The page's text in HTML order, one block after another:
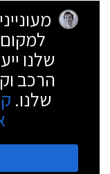
שלנו
הרכב
שלנו.